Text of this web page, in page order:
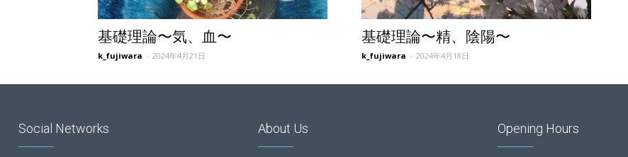
属
基礎理論〜気、血〜
k_fujiwara - 2024年4月21日
基礎理論〜精、陰陽〜
k_fujiwara - 2024年4月18日
Social Networks About Us Opening Hours